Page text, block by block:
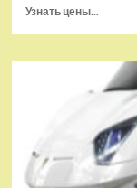
Узнать цены...
и
Водная
Атака